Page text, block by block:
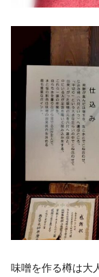
味噌を作る樽は大